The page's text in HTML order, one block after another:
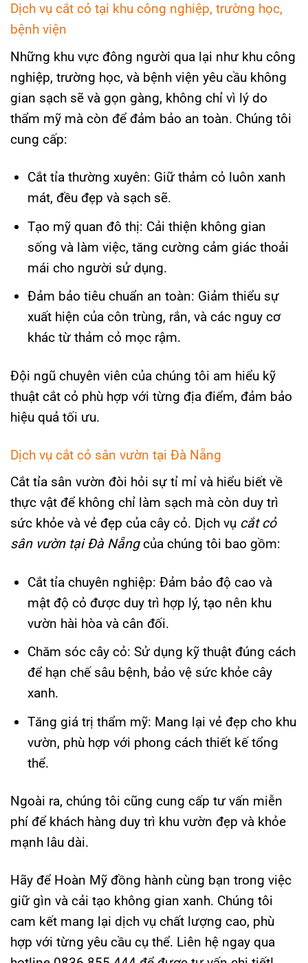
Dịch vụ cắt cỏ tại khu công nghiệp, trường học,
bệnh viện
Những khu vực đông người qua lại như khu công
nghiệp, trường học, và bệnh viện yêu cầu không
gian sạch sẽ và gọn gàng, không chỉ vì lý do
thẩm mỹ mà còn để đảm bảo an toàn. Chúng tôi
cung cấp:
Cắt tỉa thường xuyên: Giữ thảm cỏ luôn xanh
mát, đều đẹp và sạch sẽ.
Tạo mỹ quan đô thị: Cải thiện không gian
sống và làm việc, tăng cường cảm giác thoải
mái cho người sử dụng.
Đảm bảo tiêu chuẩn an toàn: Giảm thiểu sự
xuất hiện của côn trùng, rắn, và các nguy cơ
khác từ thảm cỏ mọc rậm.
Đội ngũ chuyên viên của chúng tôi am hiểu kỹ
thuật cắt cỏ phù hợp với từng địa điểm, đảm bảo
hiệu quả tối ưu.
Dịch vụ cắt cỏ sân vườn tại Đà Nẵng
Cắt tỉa sân vườn đòi hỏi sự tỉ mỉ và hiểu biết về
thực vật để không chỉ làm sạch mà còn duy trì
sức khỏe và vẻ đẹp của cây cỏ. Dịch vụ cắt cỏ
sân vườn tại Đà Nẵngcủa chúng tôi bao gồm:
Cắt tỉa chuyên nghiệp: Đảm bảo độ cao và
mật độ cỏ được duy trì hợp lý, tạo nên khu
vườn hài hòa và cân đối.
Chăm sóc cây cỏ: Sử dụng kỹ thuật đúng cách
để hạn chế sâu bệnh, bảo vệ sức khỏe cây
xanh.
Tăng giá trị thẩm mỹ: Mang lại vẻ đẹp cho khu
vườn, phù hợp với phong cách thiết kế tổng
thể.
Ngoài ra, chúng tôi cũng cung cấp tư vấn miễn
phí để khách hàng duy trì khu vườn đẹp và khỏe
mạnh lâu dài.
Hãy để Hoàn Mỹ đồng hành cùng bạn trong việc
giữ gìn và cải tạo không gian xanh. Chúng tôi
cam kết mang lại dịch vụ chất lượng cao, phù
hợp với từng yêu cầu cụ thể. Liên hệ ngay qua